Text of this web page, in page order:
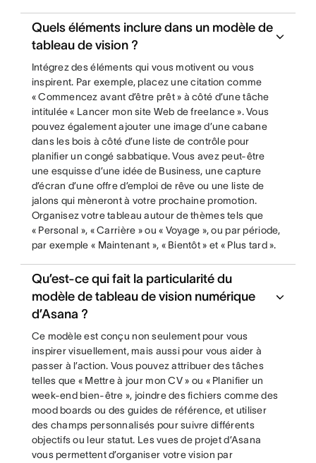
Quels éléments inclure dans un modèle de
tableau de vision ?
Intégrez des éléments qui vous motivent ou vous
inspirent. Par exemple, placez une citation comme
« Commencez avant d’être prêt » à côté d’une tâche
intitulée « Lancer mon site Web de freelance ». Vous
pouvez également ajouter une image d’une cabane
dans les bois à côté d’une liste de contrôle pour
planifier un congé sabbatique. Vous avez peut-être
une esquisse d’une idée de Business, une capture
d’écran d’une offre d’emploi de rêve ou une liste de
jalons qui mèneront à votre prochaine promotion.
Organisez votre tableau autour de thèmes tels que
« Personal », « Carrière » ou « Voyage », ou par période,
par exemple « Maintenant », « Bientôt » et « Plus tard ».
Qu’est-ce qui fait la particularité du
modèle de tableau de vision numérique
d’Asana ?
Ce modèle est conçu non seulement pour vous
inspirer visuellement, mais aussi pour vous aider à
passer à l’action. Vous pouvez attribuer des tâches
telles que « Mettre à jour mon CV » ou « Planifier un
week-end bien-être », joindre des fichiers comme des
mood boards ou des guides de référence, et utiliser
des champs personnalisés pour suivre différents
objectifs ou leur statut. Les vues de projet d’Asana
vous permettent d’organiser votre vision par